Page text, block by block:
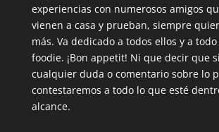
experiencias con numerosos amigos
vienen a casa y prueban, siempre
más. Va dedicado a todos ellos y a
foodie. ¡Bon appetit! Ni que decir que
cualquier duda o comentario sobre lo
contestaremos a todo lo que esté
alcance.